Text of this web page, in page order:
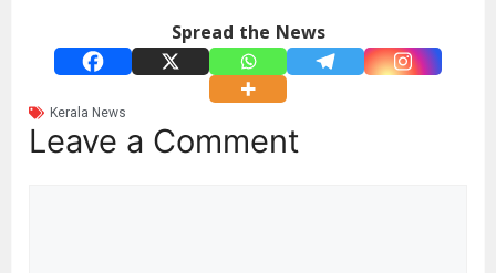
Spread the News
Kerala News
Leave a Comment